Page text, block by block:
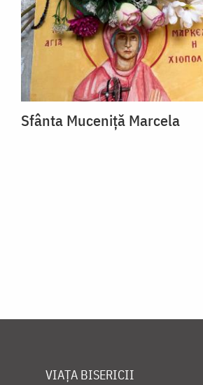
Sfânta Muceniță Marcela
VIAȚA BISERICII